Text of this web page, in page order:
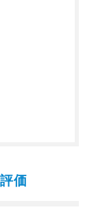
価